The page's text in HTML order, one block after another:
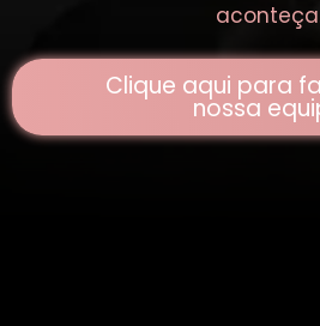
Clique aqui para
nossa